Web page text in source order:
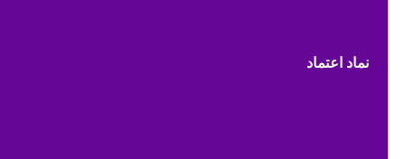
نماد اعتماد